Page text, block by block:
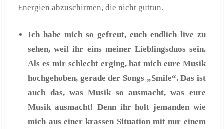
Energien abzuschirmen, die nicht guttun.
Ich habe mich so gefreut, euch endlich live zu
sehen, weil ihr eins meiner Lieblingsduos sein.
Als es mir schlecht erging, hat mich eure Musik
hochgehoben, gerade der Songs „Smile“. Das ist
auch das, was Musik so ausmacht, was eure
Musik ausmacht! Denn ihr holt jemanden wie
mich aus einer krassen Situation mit nur einem